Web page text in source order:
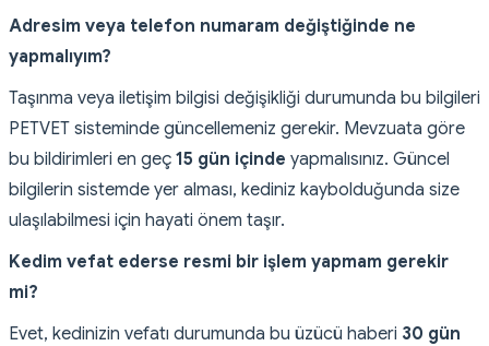
Adresim veya telefon numaram değiştiğinde ne
yapmalıyım?
Taşınma veya iletişim bilgisi değişikliği durumunda bu bilgileri
PETVET sisteminde güncellemeniz gerekir. Mevzuata göre
bu bildirimleri en geç 15 gün içinde yapmalısınız. Güncel
bilgilerin sistemde yer alması, kediniz kaybolduğunda size
ulaşılabilmesi için hayati önem taşır.
Kedim vefat ederse resmi bir işlem yapmam gerekir
mi?
Evet, kedinizin vefatı durumunda bu üzücü haberi 30 gün